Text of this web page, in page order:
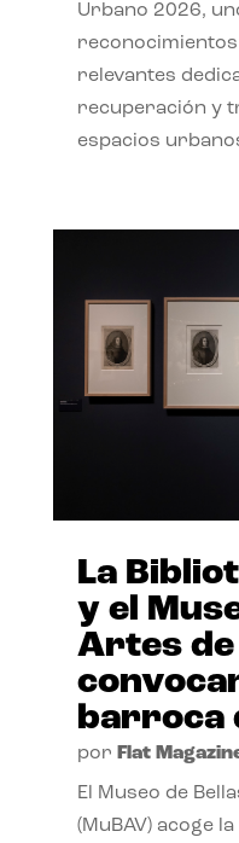
Urbano 2026,
relevantes
recuperación y
espacios
La
y el
Artes de
barroca
por Flat
El Museo de
(MuBAV) acoge